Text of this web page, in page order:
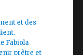
et des
Fabiola
prêtre et